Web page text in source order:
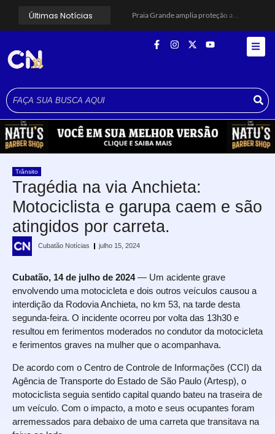
Últimas Notícias
Praia Grande amplia proteção a mulheres vítimas de violência e registra dezenas de prisões
Curso de Agentes Ambientais abre inscrições para formar multiplicadores de boas práticas em Cubatão
Santos avança com proposta para municipalizar manutenção das calçadas
Guarujá cria força-tarefa para enfrentar crise no abastecimento de água
Trânsito
Tragédia na via Anchieta:
Motociclista e garupa caem e são
atingidos por carreta.
Cubatão Notícias julho 15, 2024
Cubatão, 14 de julho de 2024— Um acidente grave
envolvendo uma motocicleta e dois outros veículos causou a
interdição da Rodovia Anchieta, no km 53, na tarde desta
segunda-feira. O incidente ocorreu por volta das 13h30 e
resultou em ferimentos moderados no condutor da motocicleta
e ferimentos graves na mulher que o acompanhava.
De acordo com o Centro de Controle de Informações (CCI) da
Agência de Transporte do Estado de São Paulo (Artesp), o
motociclista seguia sentido capital quando bateu na traseira de
um veículo. Com o impacto, a moto e seus ocupantes foram
arremessados para debaixo de uma carreta que transitava na